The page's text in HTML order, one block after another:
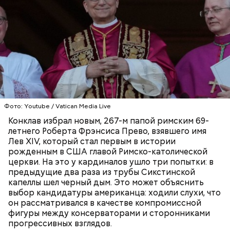
Фото: Youtube / Vatican Media Live
Конклав избрал новым, 267-м папой римским 69-
летнего Роберта Фрэнсиса Прево, взявшего имя
Лев XIV, который стал первым в истории
рожденным в США главой Римско-католической
церкви. На это у кардиналов ушло три попытки: в
предыдущие два раза из трубы Сикстинской
капеллы шел черный дым. Это может объяснить
выбор кандидатуры американца: ходили слухи, что
он рассматривался в качестве компромиссной
фигуры между консерваторами и сторонниками
прогрессивных взглядов.
В 1945 году женщина устроилась в больницу в
городе Виши, став помогать сиротам и старикам,
где трудилась 28 лет. В конце 1970-х она поступила
Сара Носс (119 лет)
Фото: wikimedia.org